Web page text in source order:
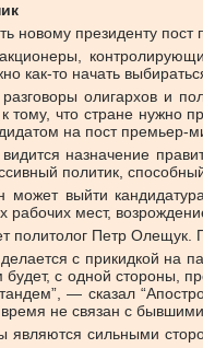
новому президенту
как-то начать
олигархов и
тому, что стране нужно
на пост премьер-
назначение
политик,
выйти
рабочих мест,
политолог Петр
с прикидкой на
с одной стороны,
— сказал
не связан с
являются сильными